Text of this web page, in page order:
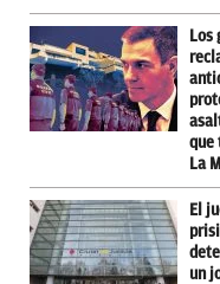
que
La
El
un